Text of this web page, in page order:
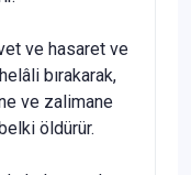
ve hasaret ve
bırakarak,
ve zalimane
öldürür.